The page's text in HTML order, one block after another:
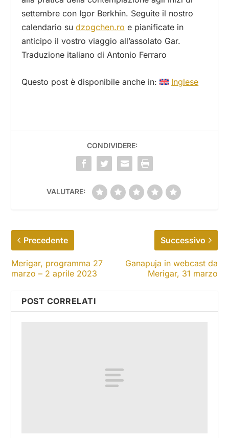
settembre con Igor Berkhin. Seguite il nostro
calendario sudzogchen.ro e pianificate in
anticipo il vostro viaggio all’assolato Gar.
Traduzione italiano di Antonio Ferraro
Questo post è disponibile anche in: Inglese
CONDIVIDERE:
VALUTARE:
Precedente
Merigar, programma 27
marzo – 2 aprile 2023
Successivo
Ganapuja in webcast da
Merigar, 31 marzo
POST CORRELATI